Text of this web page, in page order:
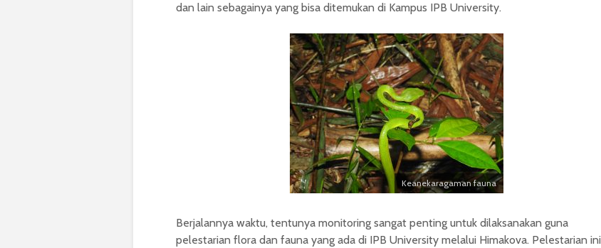
dan lain sebagainya yang bisa ditemukan di Kampus IPB University.
Keanekaragaman fauna
Berjalannya waktu, tentunya monitoring sangat penting untuk dilaksanakan guna
pelestarian flora dan fauna yang ada di IPB University melalui Himakova. Pelestarian ini